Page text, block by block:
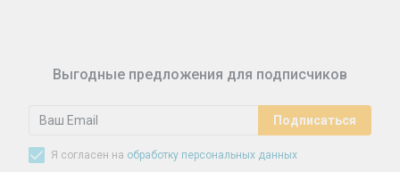
Выгодные предложения для подписчиков
Я согласен на обработку персональных данных